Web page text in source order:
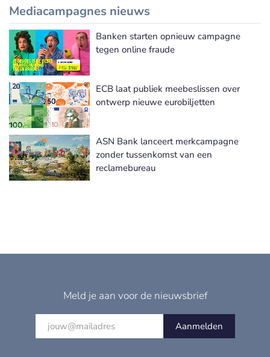
Mediacampagnes nieuws
Meer Mediacampagnes nieuws
Banken starten opnieuw campagne
tegen online fraude
ECB laat publiek meebeslissen over
ontwerp nieuwe eurobiljetten
ASN Bank lanceert merkcampagne
zonder tussenkomst van een
reclamebureau
Meld je aan voor de nieuwsbrief
Aanmelden